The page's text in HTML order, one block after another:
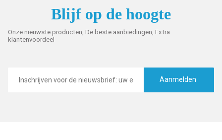
Blijf op de hoogte
Onze nieuwste producten, De beste aanbiedingen, Extra
klantenvoordeel
mailadres
Aanmelden